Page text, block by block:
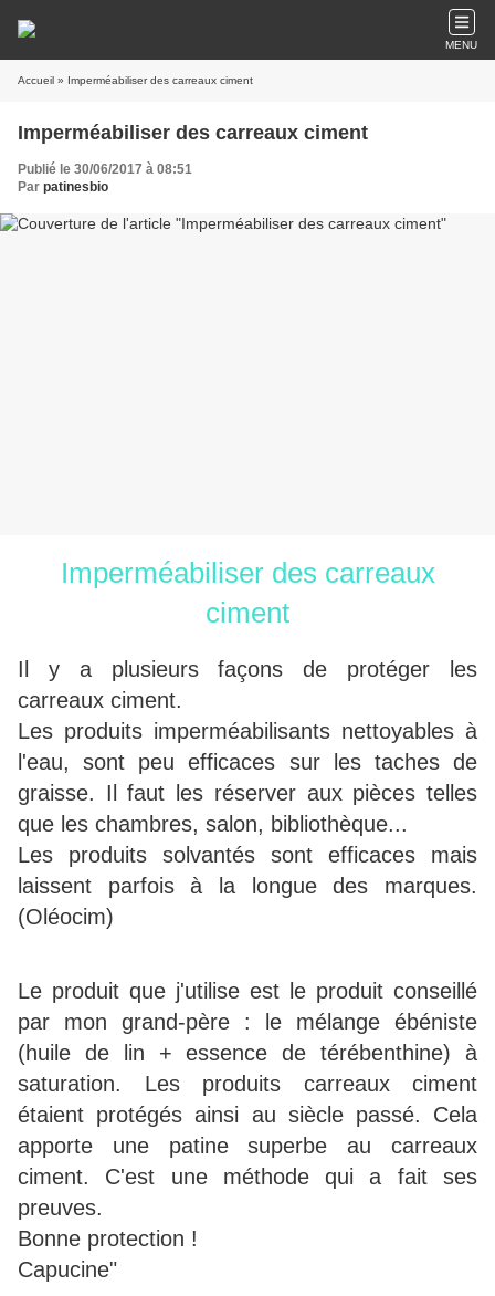
MENU
Accueil » Imperméabiliser des carreaux ciment
Imperméabiliser des carreaux ciment
Publié le 30/06/2017 à 08:51
Par patinesbio
Imperméabiliser des carreaux
ciment
Il y a plusieurs façons de protéger les
carreaux ciment.
Les produits imperméabilisants nettoyables à
l'eau, sont peu efficaces sur les taches de
graisse. Il faut les réserver aux pièces telles
que les chambres, salon, bibliothèque...
Les produits solvantés sont efficaces mais
laissent parfois à la longue des marques.
(Oléocim)
Le produit que j'utilise est le produit conseillé
par mon grand-père : le mélange ébéniste
(huile de lin + essence de térébenthine) à
saturation. Les produits carreaux ciment
étaient protégés ainsi au siècle passé. Cela
apporte une patine superbe au carreaux
ciment. C'est une méthode qui a fait ses
preuves.
Bonne protection !
Capucine"